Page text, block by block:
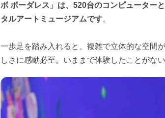
ボ ボーダレス」は、520台のコンピューター
タルアートミュージアムです。
一歩足を踏み入れると、複雑で立体的な空間
しさに感動必至。いままで体験したことがな